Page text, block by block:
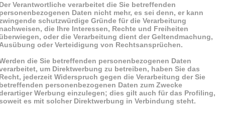
Verantwortliche verarbeitet die Sie betreffenden
Daten nicht mehr, es sei denn, er kann
schutzwürdige Gründe für die Verarbeitung
die Ihre Interessen, Rechte und Freiheiten
oder die Verarbeitung dient der Geltendmachung,
oder Verteidigung von Rechtsansprüchen.
die Sie betreffenden personenbezogenen Daten
um Direktwerbung zu betreiben, haben Sie das
jederzeit Widerspruch gegen die Verarbeitung der Sie
personenbezogenen Daten zum Zwecke
Werbung einzulegen; dies gilt auch für das Profiling,
es mit solcher Direktwerbung in Verbindung steht.